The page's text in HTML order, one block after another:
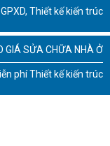
Thiết kế kiến trúc
GIÁ SỬA CHỮA NHÀ Ở
phí Thiết kế kiến trúc